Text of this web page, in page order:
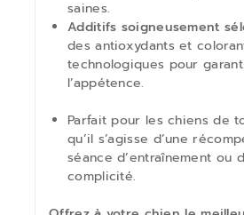
saines.
Additifs soigneusement
des antioxydants et
technologiques pour
l’appétence.
Parfait pour les chiens de
qu’il s’agisse d’une
séance d’entraînement ou
complicité.